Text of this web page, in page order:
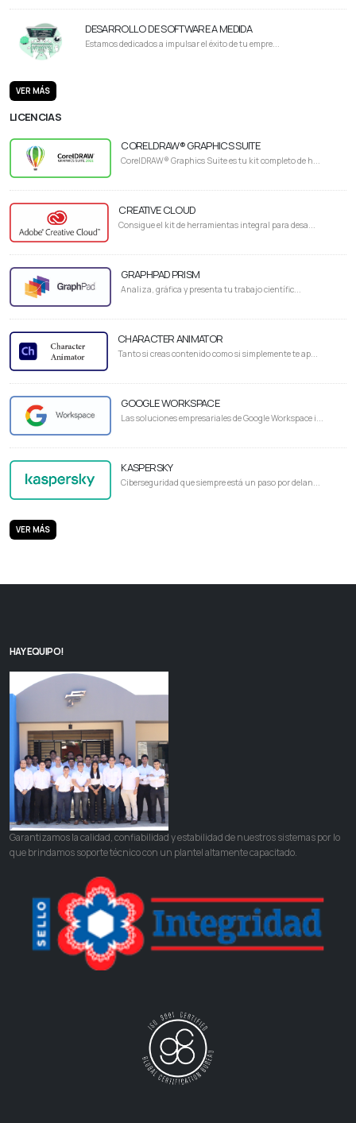
DESARROLLO DE SOFTWARE A MEDIDA
Estamos dedicados a impulsar el éxito de tu empre...
VER MÁS
LICENCIAS
CORELDRAW® GRAPHICS SUITE
CorelDRAW® Graphics Suite es tu kit completo de h...
CREATIVE CLOUD
Consigue el kit de herramientas integral para desa...
GRAPHPAD PRISM
Analiza, gráfica y presenta tu trabajo científic...
CHARACTER ANIMATOR
Tanto si creas contenido como si simplemente te ap...
GOOGLE WORKSPACE
Las soluciones empresariales de Google Workspace i...
KASPERSKY
Ciberseguridad que siempre está un paso por delan...
VER MÁS
HAY EQUIPO!
Garantizamos la calidad, confiabilidad y estabilidad de nuestros sistemas por lo
que brindamos soporte técnico con un plantel altamente capacitado.